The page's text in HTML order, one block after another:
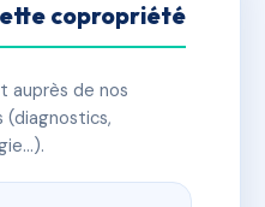
copropriété
auprès de nos
(diagnostics,